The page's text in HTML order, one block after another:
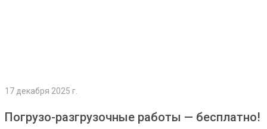
17 декабря 2025 г.
Погрузо-разгрузочные работы — бесплатно!